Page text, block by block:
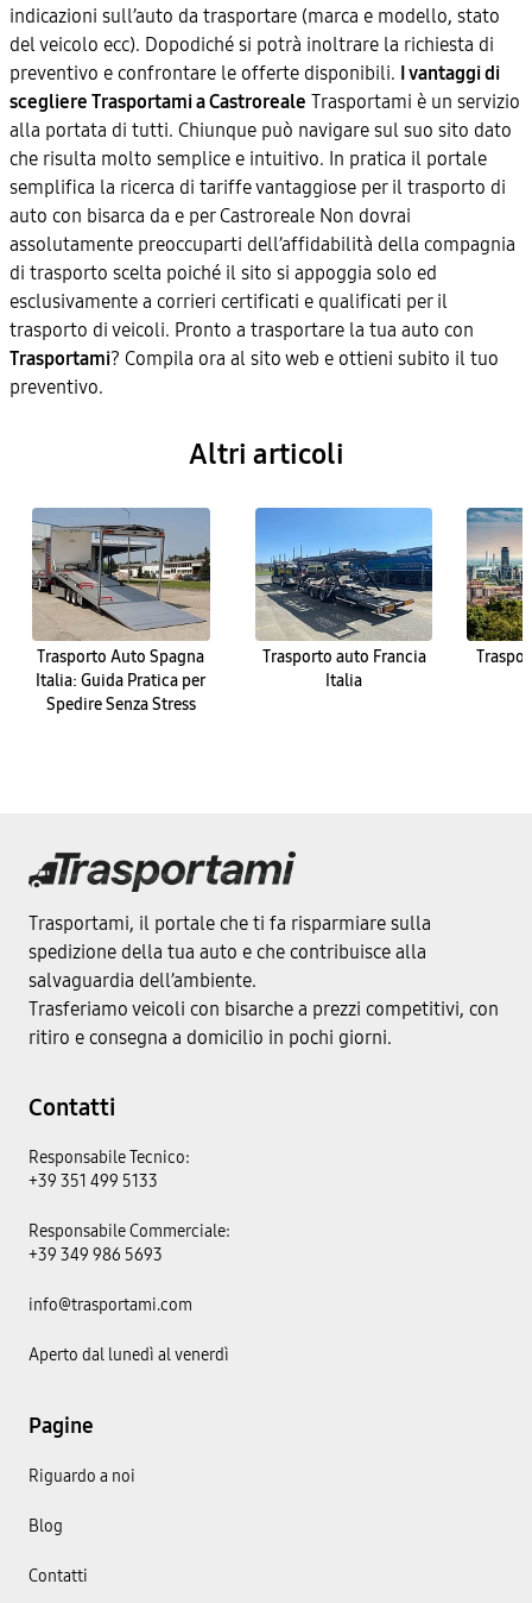
indicazioni sull’auto da trasportare (marca e modello, stato
del veicolo ecc). Dopodiché si potrà inoltrare la richiesta di
preventivo e confrontare le offerte disponibili. I vantaggi di
scegliere Trasportami a Castroreale Trasportami è un servizio
alla portata di tutti. Chiunque può navigare sul suo sito dato
che risulta molto semplice e intuitivo. In pratica il portale
semplifica la ricerca di tariffe vantaggiose per il trasporto di
auto con bisarca da e per Castroreale Non dovrai
assolutamente preoccuparti dell’affidabilità della compagnia
di trasporto scelta poiché il sito si appoggia solo ed
esclusivamente a corrieri certificati e qualificati per il
trasporto di veicoli. Pronto a trasportare la tua auto con
Trasportami? Compila ora al sito web e ottieni subito il tuo
preventivo.
Altri articoli
Trasporto Auto Spagna
Italia: Guida Pratica per
Spedire Senza Stress
Trasporto auto Francia
Italia
Trasportami, il portale che ti fa risparmiare sulla
spedizione della tua auto e che contribuisce alla
salvaguardia dell’ambiente.
Trasferiamo veicoli con bisarche a prezzi competitivi, con
ritiro e consegna a domicilio in pochi giorni.
Contatti
Responsabile Tecnico:
+39 351 499 5133
Responsabile Commerciale:
+39 349 986 5693
info@trasportami.com
Aperto dal lunedì al venerdì
Pagine
Riguardo a noi
Blog
Contatti